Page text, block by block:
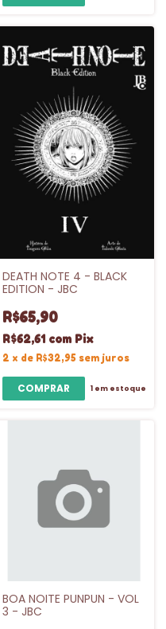
DEATH NOTE 4 - BLACK
EDITION - JBC
R$65,90
R$62,61 com Pix
2 x de R$32,95 sem juros
1 em estoque
BOA NOITE PUNPUN - VOL
3 - JBC